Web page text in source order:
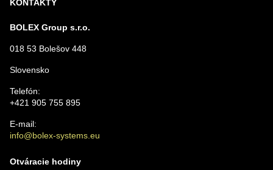
KONTAKTY
BOLEX Group s.r.o.
018 53 Bolešov 448
Slovensko
Telefón:
+421 905 755 895
E-mail:
info@bolex-systems.eu
Otváracie hodiny